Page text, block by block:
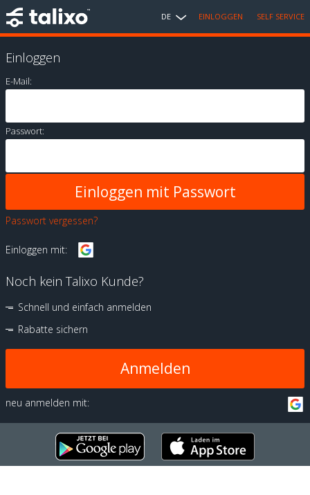
DE EINLOGGEN SELF SERVICE
Einloggen
E-Mail:
Passwort:
Passwort vergessen?
Einloggen mit:
Noch kein Talixo Kunde?
Schnell und einfach anmelden
Rabatte sichern
Anmelden
neu anmelden mit: